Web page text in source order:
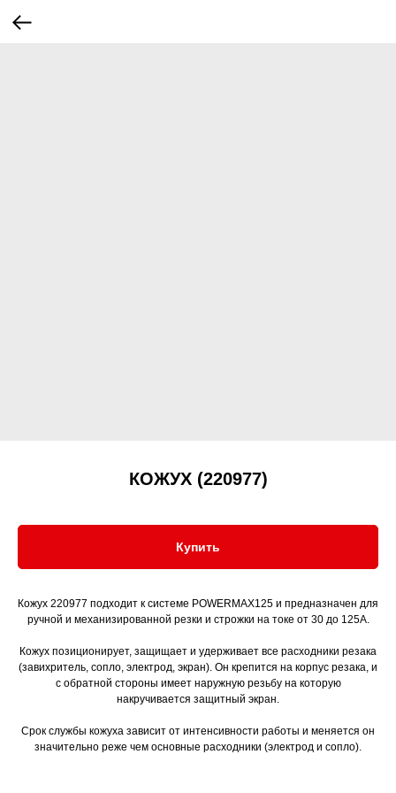
КОЖУХ (220977)
Купить
Кожух 220977 подходит к системе POWERMAX125 и предназначен для
ручной и механизированной резки и строжки на токе от 30 до 125А.
Кожух позиционирует, защищает и удерживает все расходники резака
(завихритель, сопло, электрод, экран). Он крепится на корпус резака, и
с обратной стороны имеет наружную резьбу на которую
накручивается защитный экран.
Срок службы кожуха зависит от интенсивности работы и меняется он
значительно реже чем основные расходники (электрод и сопло).